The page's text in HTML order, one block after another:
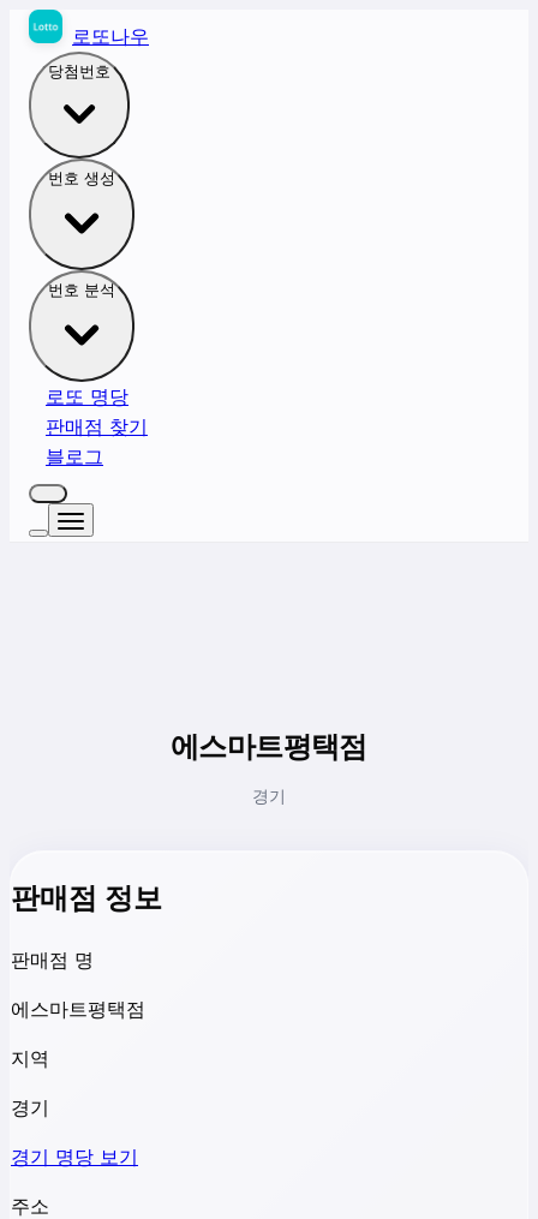
로또나우
당첨번호
번호 생성
번호 분석
로또 명당
판매점 찾기
블로그
에스마트평택점
경기
판매점 정보
판매점 명
에스마트평택점
지역
경기
경기 명당 보기
주소